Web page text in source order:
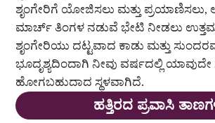
ಶೃಂಗೇರಿಗೆ ಯೋಜಿಸಲು ಮತ್ತು ಪ್ರಯಾಣಿಸಲು,
ಮಾರ್ಚ್ ತಿಂಗಳ ನಡುವೆ ಭೇಟಿ ನೀಡಲು
ಶೃಂಗೇರಿಯು ದಟ್ಟವಾದ ಕಾಡು ಮತ್ತು
ಭೂದೃಶ್ಯದಿಂದಾಗಿ ನೀವು ವರ್ಷದಲ್ಲಿ
ಹೋಗಬಹುದಾದ ಸ್ಥಳವಾಗಿದೆ.
ಹತ್ತಿರದ ಪ್ರವಾಸಿ